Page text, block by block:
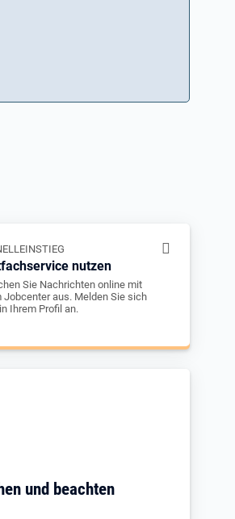
nutzen
Sie Nachrichten online mit
Jobcenter aus. Melden Sie sich
Ihrem Profil an.
und beachten